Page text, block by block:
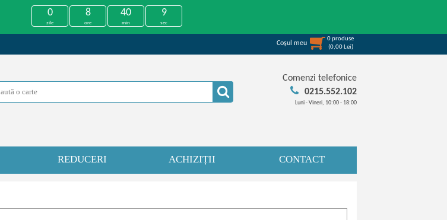
0
zile
8
ore
40
min
9
sec
Coşul meu
0produse
(0,00 Lei)
Comenzi telefonice
0215.552.102
Luni - Vineri, 10:00 - 18:00
REDUCERI ACHIZIȚII CONTACT